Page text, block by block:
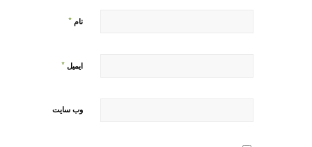
نام *
ایمیل *
وب‌ سایت